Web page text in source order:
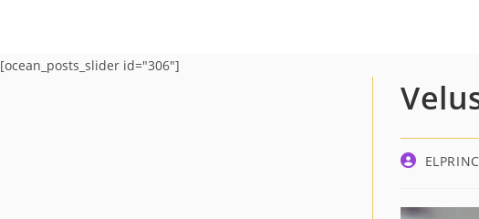
[ocean_posts_slider id="306"]
Autor
entrada: